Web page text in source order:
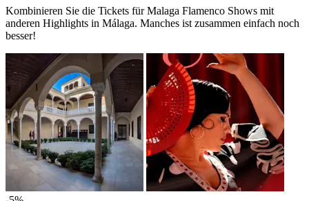
Kombinieren Sie die Tickets für Malaga Flamenco Shows mit
anderen Highlights in Málaga. Manches ist zusammen einfach noch
besser!